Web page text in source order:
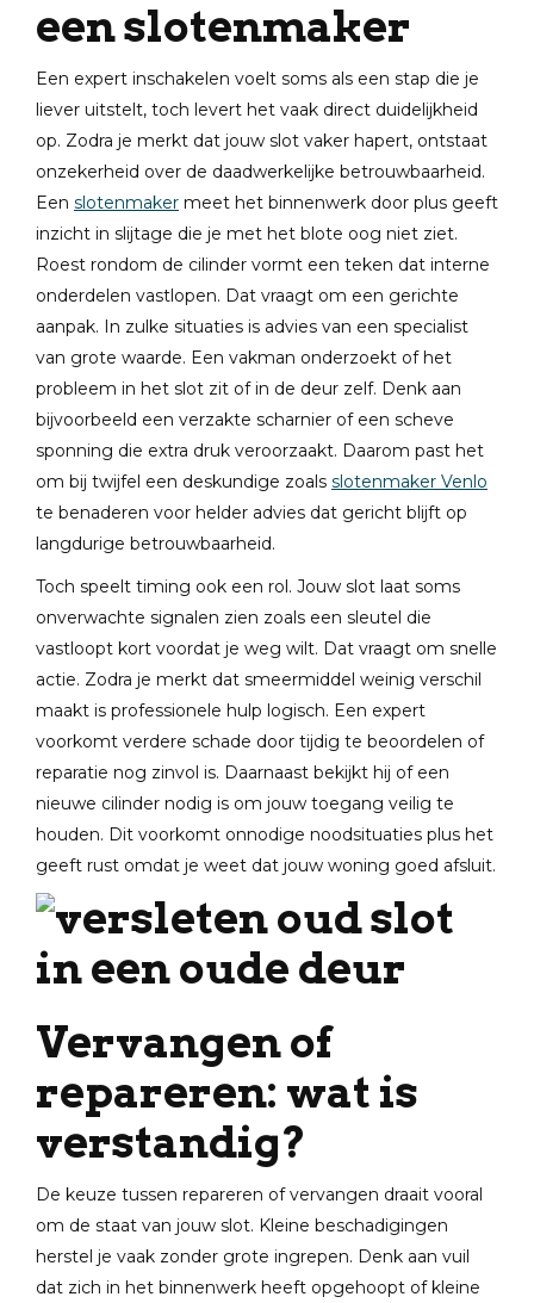
een slotenmaker
Een expert inschakelen voelt soms als een stap die je
liever uitstelt, toch levert het vaak direct duidelijkheid
op. Zodra je merkt dat jouw slot vaker hapert, ontstaat
onzekerheid over de daadwerkelijke betrouwbaarheid.
Een slotenmaker meet het binnenwerk door plus geeft
inzicht in slijtage die je met het blote oog niet ziet.
Roest rondom de cilinder vormt een teken dat interne
onderdelen vastlopen. Dat vraagt om een gerichte
aanpak. In zulke situaties is advies van een specialist
van grote waarde. Een vakman onderzoekt of het
probleem in het slot zit of in de deur zelf. Denk aan
bijvoorbeeld een verzakte scharnier of een scheve
sponning die extra druk veroorzaakt. Daarom past het
om bij twijfel een deskundige zoals slotenmaker Venlo
te benaderen voor helder advies dat gericht blijft op
langdurige betrouwbaarheid.
Toch speelt timing ook een rol. Jouw slot laat soms
onverwachte signalen zien zoals een sleutel die
vastloopt kort voordat je weg wilt. Dat vraagt om snelle
actie. Zodra je merkt dat smeermiddel weinig verschil
maakt is professionele hulp logisch. Een expert
voorkomt verdere schade door tijdig te beoordelen of
reparatie nog zinvol is. Daarnaast bekijkt hij of een
nieuwe cilinder nodig is om jouw toegang veilig te
houden. Dit voorkomt onnodige noodsituaties plus het
geeft rust omdat je weet dat jouw woning goed afsluit.
Vervangen of
repareren: wat is
verstandig?
De keuze tussen repareren of vervangen draait vooral
om de staat van jouw slot. Kleine beschadigingen
herstel je vaak zonder grote ingrepen. Denk aan vuil
dat zich in het binnenwerk heeft opgehoopt of kleine